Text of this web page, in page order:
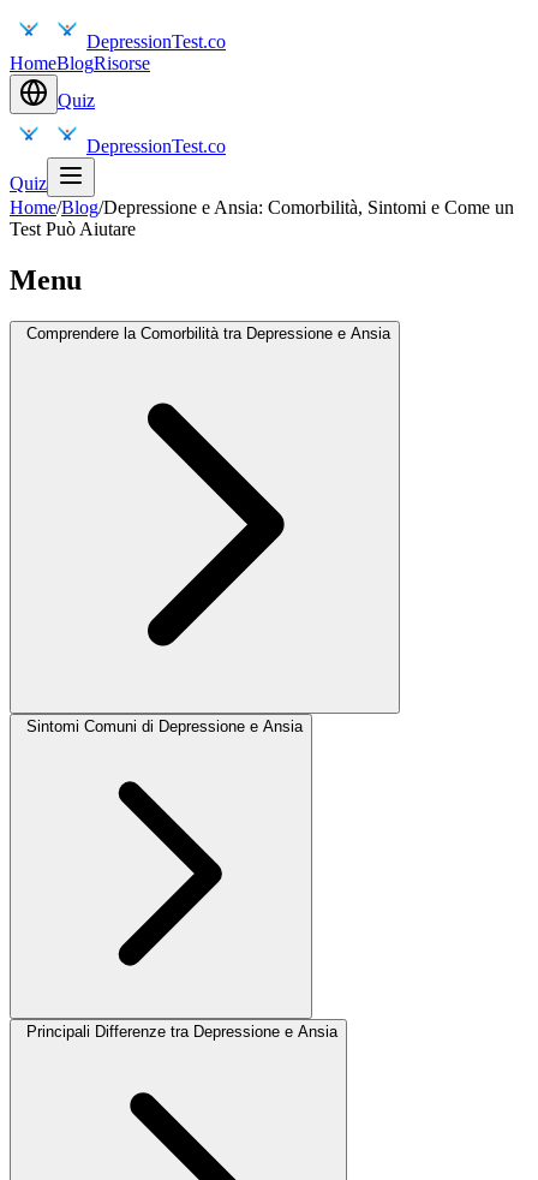
DepressionTest.co
HomeBlogRisorse
Quiz
DepressionTest.co
Quiz
Home/Blog/Depressione e Ansia: Comorbilità, Sintomi e Come un
Test Può Aiutare
Menu
Comprendere la Comorbilità tra Depressione e Ansia
Sintomi Comuni di Depressione e Ansia
Principali Differenze tra Depressione e Ansia